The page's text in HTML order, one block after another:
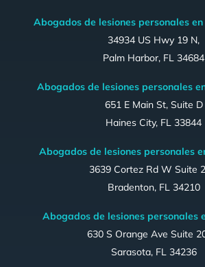
Abogados de lesiones personales
34934 US Hwy 19 N,
Palm Harbor, FL 34684
Abogados de lesiones personales
651 E Main St, Suite D
Haines City, FL 33844
Abogados de lesiones personales
3639 Cortez Rd W Suite
Bradenton, FL 34210
Abogados de lesiones personales
630 S Orange Ave Suite
Sarasota, FL 34236